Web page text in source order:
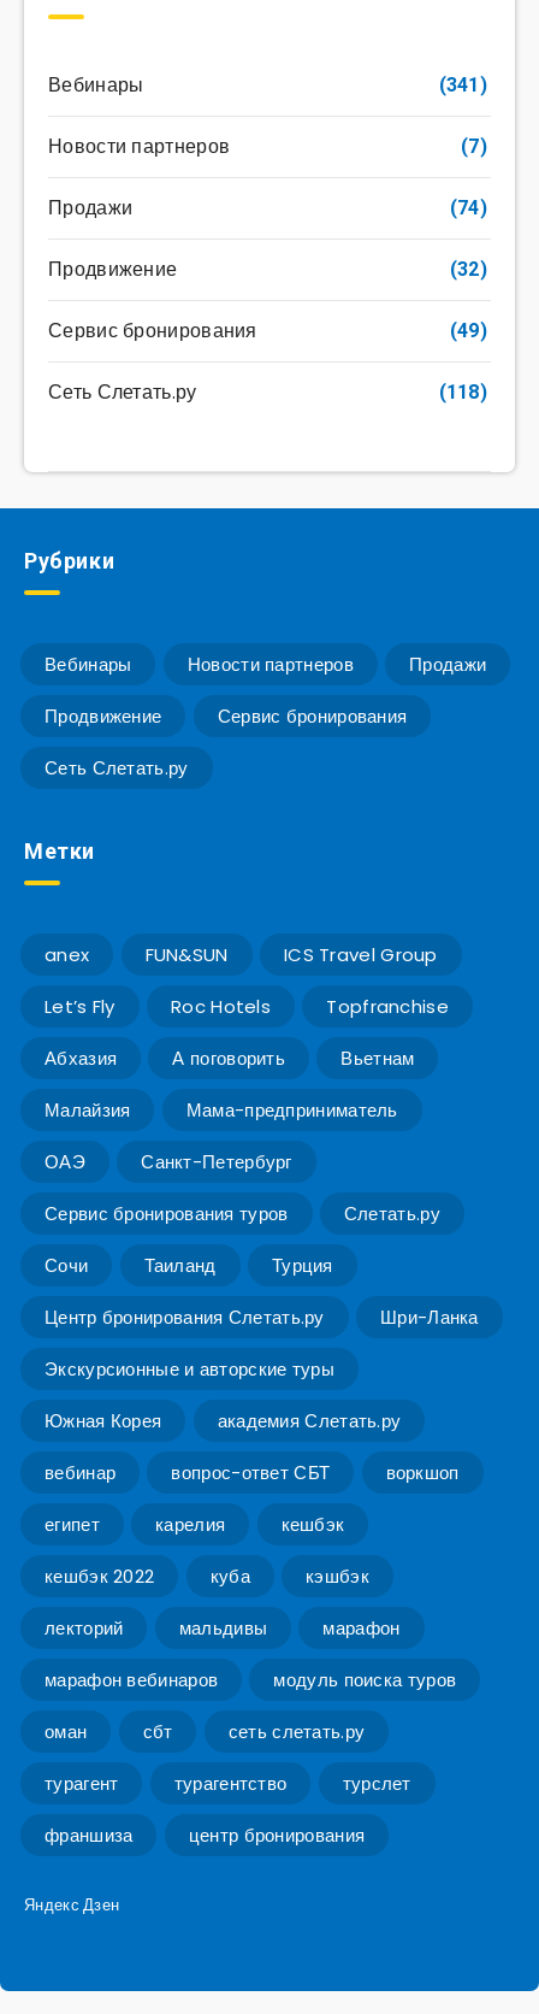
Вебинары (341)
Новости партнеров (7)
Продажи (74)
Продвижение (32)
Сервис бронирования (49)
Сеть Слетать.ру (118)
Рубрики
Вебинары Новости партнеров Продажи
Продвижение Сервис бронирования
Сеть Слетать.ру
Метки
anex FUN&SUN ICS Travel Group
Let’s Fly Roc Hotels Topfranchise
Абхазия А поговорить Вьетнам
Малайзия Мама-предприниматель
ОАЭ Санкт-Петербург
Сервис бронирования туров Слетать.ру
Сочи Таиланд Турция
Центр бронирования Слетать.ру Шри-Ланка
Экскурсионные и авторские туры
Южная Корея академия Слетать.ру
вебинар вопрос-ответ СБТ воркшоп
египет карелия кешбэк
кешбэк 2022 куба кэшбэк
лекторий мальдивы марафон
марафон вебинаров модуль поиска туров
оман сбт сеть слетать.ру
турагент турагентство турслет
франшиза центр бронирования
Яндекс Дзен